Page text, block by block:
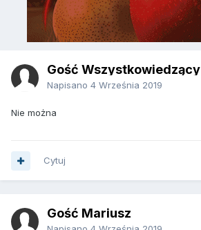
Gość Wszystkowiedzący
Napisano 4 Września 2019
Nie można
Cytuj
Gość Mariusz